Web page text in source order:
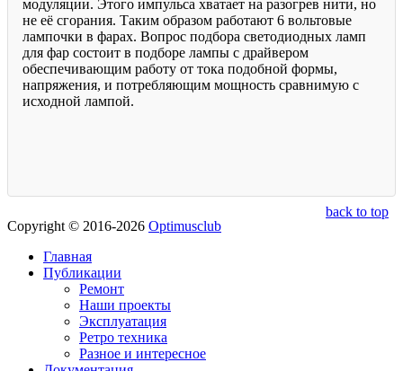
back to top
Copyright © 2016-2026 Optimusclub
Главная
Публикации
Ремонт
Наши проекты
Эксплуатация
Ретро техника
Разное и интересное